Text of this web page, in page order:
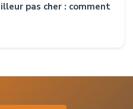
pas cher : comment